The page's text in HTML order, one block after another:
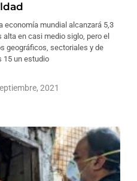
economía mundial alcanzará 5,3
en casi medio siglo, pero el
geográficos, sectoriales y de
15 un estudio
2021